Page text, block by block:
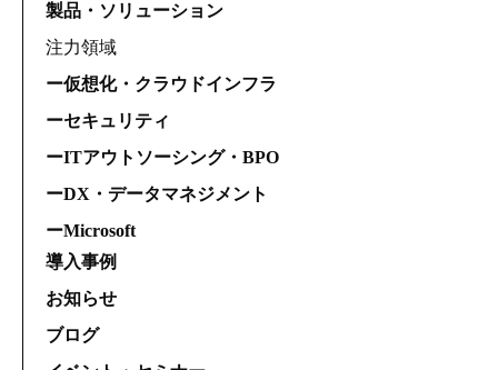
製品・ソリューション
注力領域
ー仮想化・クラウドインフラ
ーセキュリティ
ーITアウトソーシング・BPO
ーDX・データマネジメント
ーMicrosoft
導入事例
お知らせ
ブログ